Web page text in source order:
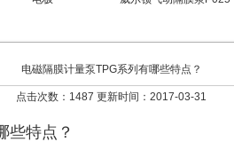
电磁隔膜计量泵TPG系列有哪些特点？
点击次数：1487 更新时间：2017-03-31
些特点？